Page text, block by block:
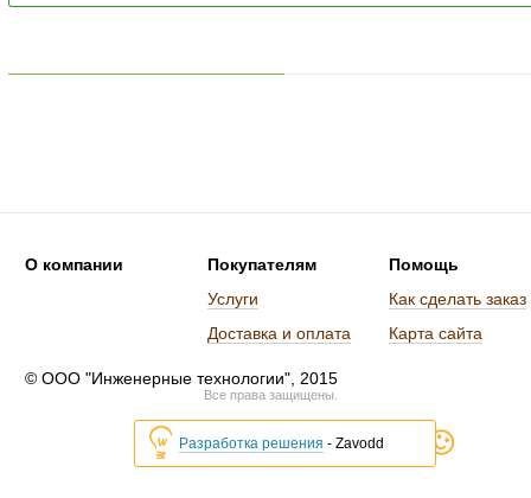
О компании
Покупателям
Услуги
Доставка и оплата
Помощь
Как сделать заказ
Карта сайта
© ООО "Инженерные технологии", 2015
Все права защищены.
Разработка решения - Zavodd